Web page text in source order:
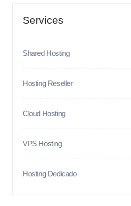
Services
Shared Hosting
Hosting Reseller
Cloud Hosting
VPS Hosting
Hosting Dedicado